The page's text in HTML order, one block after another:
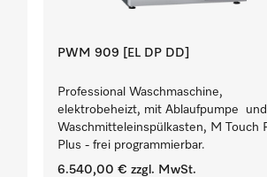
PWM 909 [EL DP DD]
Professional Waschmaschine,
elektrobeheizt, mit Ablaufpumpe und
Waschmitteleinspülkasten, M Touch
Plus - frei programmierbar.
6.540,00 € zzgl. MwSt.